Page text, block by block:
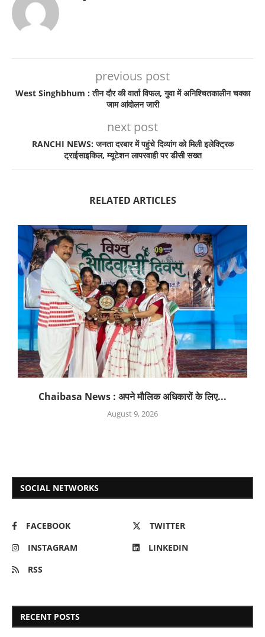
previous post
West Singhbhum : तीन दौर की वार्ता विफल, गुवा में अनिश्चितकालीन चक्का
जाम आंदोलन जारी
next post
RANCHI NEWS: जनता दरबार में पहुंचे दिव्यांग को मिली इलेक्ट्रिक
ट्राईसाइकिल, म्यूटेशन लापरवाही पर डीसी सख्त
RELATED ARTICLES
Chaibasa News : अपने मौलिक अधिकारों के लिए...
August 9, 2026
SOCIAL NETWORKS
FACEBOOK
TWITTER
INSTAGRAM
LINKEDIN
RSS
RECENT POSTS